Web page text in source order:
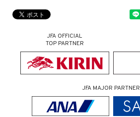
JFA OFFICIAL
TOP PARTNER
JFA MAJOR PARTNER